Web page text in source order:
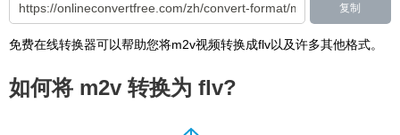
复制
免费在线转换器可以帮助您将m2v视频转换成flv以及许多其他格式。
如何将 m2v 转换为 flv?